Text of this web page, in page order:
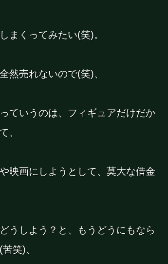
まくってみたい(笑)。
然売れないので(笑)、
ていうのは、フィギュアだけだか
、
映画にしようとして、莫大な借金
うしよう？と、もうどうにもなら
笑)、